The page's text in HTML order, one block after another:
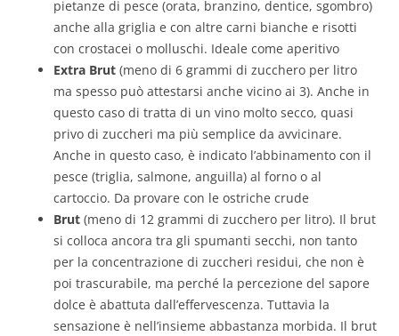
pietanze di pesce (orata, branzino, dentice, sgombro)
anche alla griglia e con altre carni bianche e risotti
con crostacei o molluschi. Ideale come aperitivo
Extra Brut (meno di 6 grammi di zucchero per litro
ma spesso può attestarsi anche vicino ai 3). Anche in
questo caso di tratta di un vino molto secco, quasi
privo di zuccheri ma più semplice da avvicinare.
Anche in questo caso, è indicato l’abbinamento con il
pesce (triglia, salmone, anguilla) al forno o al
cartoccio. Da provare con le ostriche crude
Brut (meno di 12 grammi di zucchero per litro). Il brut
si colloca ancora tra gli spumanti secchi, non tanto
per la concentrazione di zuccheri residui, che non è
poi trascurabile, ma perché la percezione del sapore
dolce è abattuta dall’effervescenza. Tuttavia la
sensazione è nell’insieme abbastanza morbida. Il brut